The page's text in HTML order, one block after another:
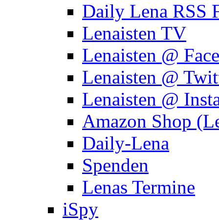
Daily Lena RSS
Lenaisten TV
Lenaisten @
Lenaisten @
Lenaisten @
Amazon Shop
Daily-Lena
Spenden
Lenas Termine
iSpy